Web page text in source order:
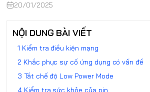
20/01/2025
NỘI DUNG BÀI VIẾT
Kiểm tra điều kiện mạng
Khắc phục sự cố ứng dụng có vấn đề
Tắt chế độ Low Power Mode
Kiểm tra sức khỏe của pin